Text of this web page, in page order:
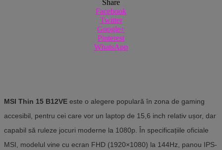
Share
Facebook
Twitter
Google+
Pinterest
WhatsApp
MSI Thin 15 B12VE este o alegere populară în zona de gaming
accesibil, pentru cei care vor un laptop de 15,6 inch relativ ușor, dar
capabil să ruleze jocuri moderne la 1080p. În specificațiile oficiale
MSI, modelul vine cu ecran FHD (1920×1080) la 144Hz, panou IPS-